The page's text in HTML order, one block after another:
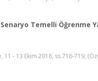
Temelli Öğrenme
11 - 13 Ekim 2018, ss.716-719,